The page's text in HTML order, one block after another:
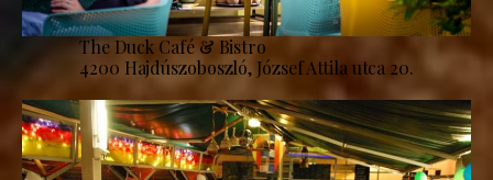
The Duck Café & Bistro
4200 Hajdúszoboszló, József Attila utca 20.